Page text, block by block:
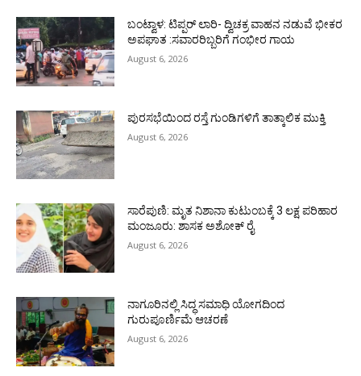
ಬಂಟ್ವಾಳ: ಟಿಪ್ಪರ್ ಲಾರಿ- ದ್ವಿಚಕ್ರ ವಾಹನ ನಡುವೆ ಭೀಕರ
ಅಪಘಾತ :ಸವಾರರಿಬ್ಬರಿಗೆ ಗಂಭೀರ ಗಾಯ
August 6, 2026
ಪುರಸಭೆಯಿಂದ ರಸ್ತೆ ಗುಂಡಿಗಳಿಗೆ ತಾತ್ಕಾಲಿಕ ಮುಕ್ತಿ
August 6, 2026
ಸಾರೆಪುಣಿ: ಮೃತ ನಿಶಾನಾ ಕುಟುಂಬಕ್ಕೆ 3 ಲಕ್ಷ ಪರಿಹಾರ
ಮಂಜೂರು: ಶಾಸಕ ಅಶೋಕ್ ರೈ
August 6, 2026
ನಾಗೂರಿನಲ್ಲಿ ಸಿದ್ಧ ಸಮಾಧಿ ಯೋಗದಿಂದ
ಗುರುಪೂರ್ಣಿಮೆ ಆಚರಣೆ
August 6, 2026